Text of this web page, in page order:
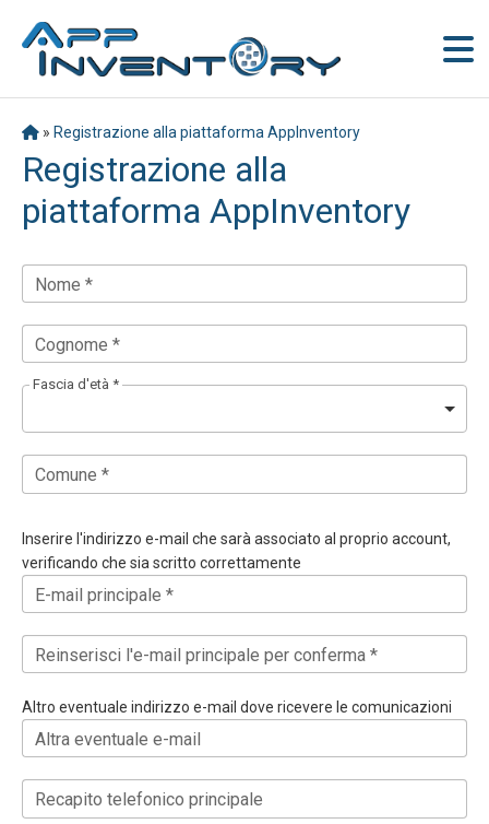
» Registrazione alla piattaforma AppInventory
Registrazione alla
piattaforma AppInventory
Nome *
Cognome *
Fascia d'età *
Comune *
Inserire l'indirizzo e-mail che sarà associato al proprio account,
verificando che sia scritto correttamente
E-mail principale *
Reinserisci l'e-mail principale per conferma *
Altro eventuale indirizzo e-mail dove ricevere le comunicazioni
Altra eventuale e-mail
Recapito telefonico principale